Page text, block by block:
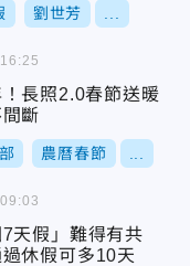
劉世芳
長照2.0春節送暖
間斷
農曆春節
天假」難得有共
休假可多10天